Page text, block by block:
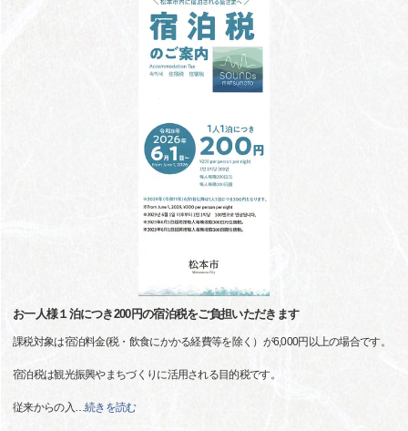
お一人様１泊につき200円の宿泊税をご負担いただきます
課税対象は宿泊料金(税・飲食にかかる経費等を除く）が6,000円以上の場合です。
宿泊税は観光振興やまちづくりに活用される目的税です。
従来からの入…続きを読む